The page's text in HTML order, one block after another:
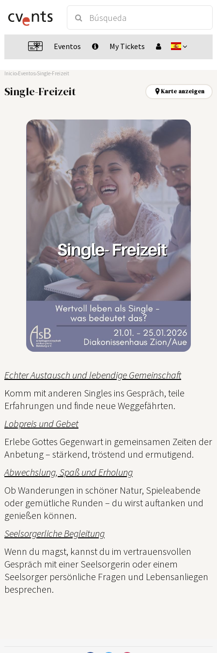
Eventos My Tickets
Inicio Eventos Single-Freizeit
Single-Freizeit Karte anzeigen
Echter Austausch und lebendige Gemeinschaft
Komm mit anderen Singles ins Gespräch, teile
Erfahrungen und finde neue Weggefährten.
Lobpreis und Gebet
Erlebe Gottes Gegenwart in gemeinsamen Zeiten der
Anbetung – stärkend, tröstend und ermutigend.
Abwechslung, Spaß und Erholung
Ob Wanderungen in schöner Natur, Spieleabende
oder gemütliche Runden – du wirst auftanken und
genießen können.
Seelsorgerliche Begleitung
Wenn du magst, kannst du im vertrauensvollen
Gespräch mit einer Seelsorgerin oder einem
Seelsorger persönliche Fragen und Lebensanliegen
besprechen.